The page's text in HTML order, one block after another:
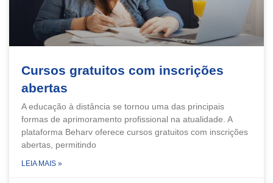
Cursos gratuitos com inscrições
abertas
A educação à distância se tornou uma das principais
formas de aprimoramento profissional na atualidade. A
plataforma Beharv oferece cursos gratuitos com inscrições
abertas, permitindo
LEIA MAIS »